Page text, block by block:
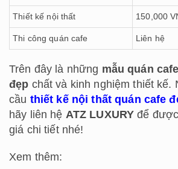
️Thiết kế nội thất ️150,000
Thi công quán cafe Liên hệ
Trên đây là những mẫu quán
đẹp chất và kinh nghiệm thiết kế.
cầu thiết kế nội thất quán cafe
hãy liên hệ ATZ LUXURY để
giá chi tiết nhé!
Xem thêm: